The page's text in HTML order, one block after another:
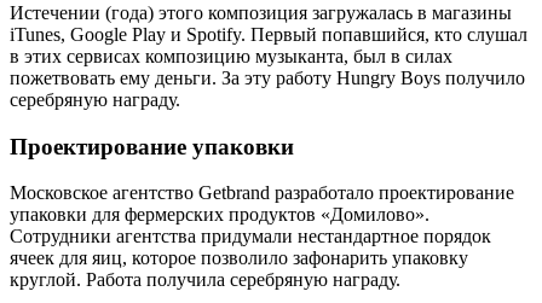
Истечении (года) этого композиция загружалась в магазины
iTunes, Google Play и Spotify. Первый попавшийся, кто слушал
в этих сервисах композицию музыканта, был в силах
пожетвовать ему деньги. За эту работу Hungry Boys получило
серебряную награду.
Проектирование упаковки
Московское агентство Getbrand разработало проектирование
упаковки для фермерских продуктов «Домилово».
Сотрудники агентства придумали нестандартное порядок
ячеек для яиц, которое позволило зафонарить упаковку
круглой. Работа получила серебряную награду.